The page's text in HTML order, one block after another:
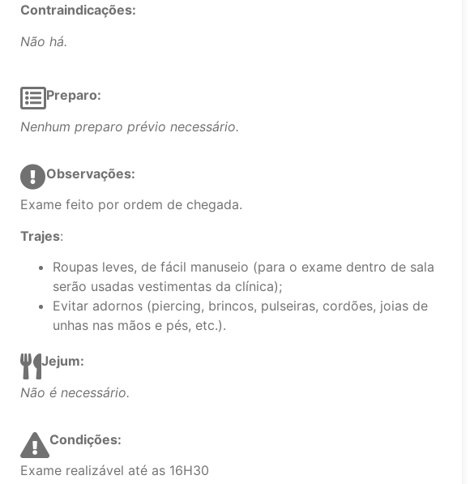
Contraindicações:
Não há.
Preparo:
Nenhum preparo prévio necessário.
Observações:
Exame feito por ordem de chegada.
Trajes:
Roupas leves, de fácil manuseio (para o exame dentro de sala
serão usadas vestimentas da clínica);
Evitar adornos (piercing, brincos, pulseiras, cordões, joias de
unhas nas mãos e pés, etc.).
Jejum:
Não é necessário.
Condições:
Exame realizável até as 16H30